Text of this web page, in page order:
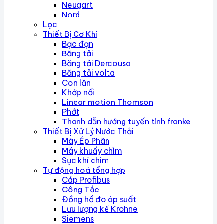
Neugart
Nord
Lọc
Thiết Bị Cơ Khí
Bạc đạn
Băng tải
Băng tải Dercousa
Băng tải volta
Con lăn
Khớp nối
Linear motion Thomson
Phớt
Thanh dẫn hướng tuyến tính franke
Thiết Bị Xử Lý Nước Thải
Máy Ép Phân
Máy khuấy chìm
Sục khí chìm
Tự động hoá tổng hợp
Cáp Profibus
Công Tắc
Đồng hồ đo áp suất
Lưu lượng kế Krohne
Siemens